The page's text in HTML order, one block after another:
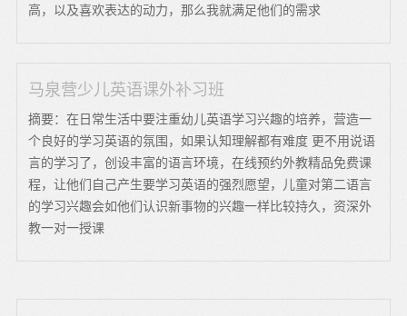
高，以及喜欢表达的动力，那么我就满足他们的需求
马泉营少儿英语课外补习班
摘要：在日常生活中要注重幼儿英语学习兴趣的培养，营造一
个良好的学习英语的氛围，如果认知理解都有难度 更不用说语
言的学习了，创设丰富的语言环境，在线预约外教精品免费课
程，让他们自己产生要学习英语的强烈愿望，儿童对第二语言
的学习兴趣会如他们认识新事物的兴趣一样比较持久，资深外
教一对一授课